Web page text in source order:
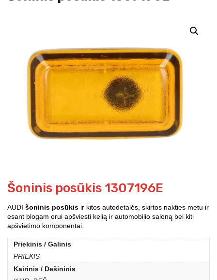
Šoninis posūkis 1307196E
AUDI šoninis posūkis ir kitos autodetalės, skirtos nakties metu ir
esant blogam orui apšviesti kelią ir automobilio saloną bei kiti
apšvietimo komponentai.
Priekinis / Galinis
PRIEKIS
Kairinis / Dešininis